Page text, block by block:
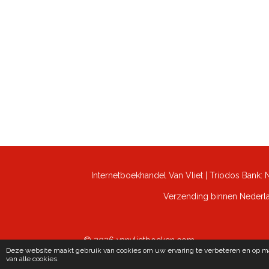
Deze website maakt gebruik van cookies om uw ervaring te verbeteren en op
van alle cookies.
Internetboekhandel Van Vliet | Triodos Bank:
Verzending binnen
© 2026 vanvlietboeken.com